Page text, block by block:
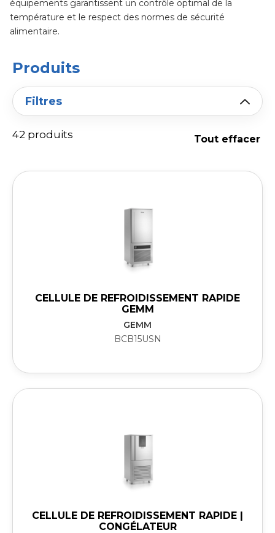
équipements garantissent un contrôle optimal de la
température et le respect des normes de sécurité
alimentaire.
Produits
Filtres
Tout effacer
42 produits
CELLULE DE REFROIDISSEMENT RAPIDE
GEMM
GEMM
BCB15USN
CELLULE DE REFROIDISSEMENT RAPIDE |
CONGÉLATEUR